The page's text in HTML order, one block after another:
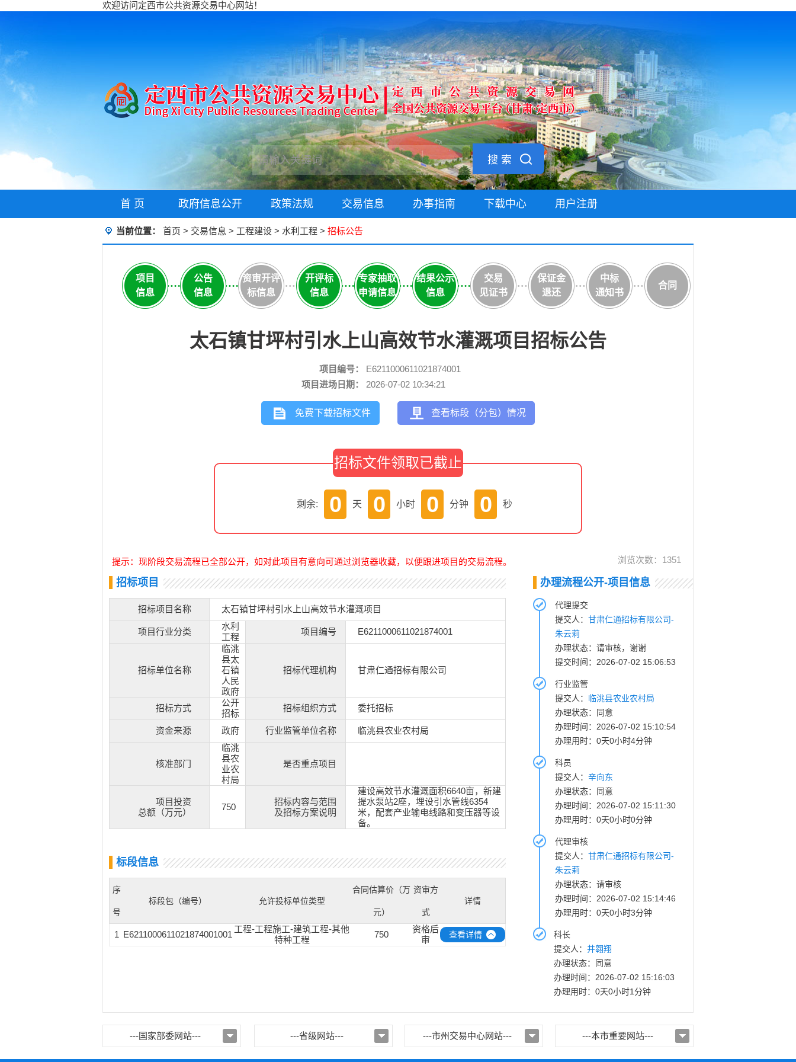
欢迎访问定西市公共资源交易中心网站！
搜 索
首 页 政府信息公开 政策法规 交易信息 办事指南 下载中心 用户注册
当前位置： 首页 > 交易信息 > 工程建设 > 水利工程 > 招标公告
项目
信息
公告
信息
资审开评
标信息
开评标
信息
专家抽取
申请信息
结果公示
信息
交易
见证书
保证金
退还
中标
通知书
合同
太石镇甘坪村引水上山高效节水灌溉项目招标公告
项目编号：
E6211000611021874001
项目进场日期：
2026-07-02 10:34:21
免费下载招标文件 查看标段（分包）情况
招标文件领取已截止
剩余: 0 天 0 小时 0 分钟 0 秒
提示：现阶段交易流程已全部公开，如对此项目有意向可通过浏览器收藏，以便跟进项目的交易流程。 浏览次数： 1351
招标项目
招标项目名称 太石镇甘坪村引水上山高效节水灌溉项目
项目行业分类
水利
工程
项目编号 E6211000611021874001
招标单位名称
临洮
县太
石镇
人民
政府
招标代理机构 甘肃仁通招标有限公司
招标方式
公开
招标
招标组织方式 委托招标
资金来源 政府 行业监管单位名称 临洮县农业农村局
核准部门
临洮
县农
业农
村局
是否重点项目
项目投资
总额（万元）
750
招标内容与范围
及招标方案说明
建设高效节水灌溉面积6640亩，新建
提水泵站2座，埋设引水管线6354
米，配套产业输电线路和变压器等设
备。
标段信息
序
号
标段包（编号） 允许投标单位类型
合同估算价（万
元）
资审方
式
详情
1 E6211000611021874001001
工程-工程施工-建筑工程-其他
特种工程
750
资格后
审
查看详情
办理流程公开-项目信息
代理提交
提交人： 甘肃仁通招标有限公司-
朱云莉
办理状态：请审核，谢谢
提交时间：2026-07-02 15:06:53
行业监管
提交人： 临洮县农业农村局
办理状态：同意
办理时间：2026-07-02 15:10:54
办理用时：0天0小时4分钟
科员
提交人： 辛向东
办理状态：同意
办理时间：2026-07-02 15:11:30
办理用时：0天0小时0分钟
代理审核
提交人： 甘肃仁通招标有限公司-
朱云莉
办理状态：请审核
办理时间：2026-07-02 15:14:46
办理用时：0天0小时3分钟
科长
提交人： 井翱翔
办理状态：同意
办理时间：2026-07-02 15:16:03
办理用时：0天0小时1分钟
---国家部委网站--- ---省级网站--- ---市州交易中心网站--- ---本市重要网站---